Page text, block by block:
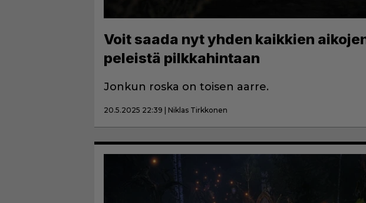
Voit saada nyt yhden kaikkien
peleistä pilkkahintaan
Jonkun roska on toisen aarre.
20.5.2025 22:39 | Niklas Tirkkonen